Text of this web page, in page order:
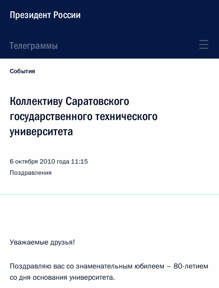
Президент России
Телеграммы
События
Коллективу Саратовского
государственного технического
университета
6 октября 2010 года 11:15
Поздравления
Уважаемые друзья!
Поздравляю вас со знаменательным юбилеем – 80-летием
со дня основания университета.